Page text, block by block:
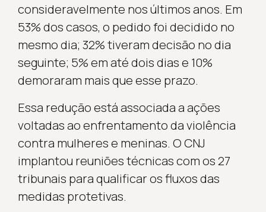
consideravelmente nos últimos anos. Em
53% dos casos, o pedido foi decidido no
mesmo dia; 32% tiveram decisão no dia
seguinte; 5% em até dois dias e 10%
demoraram mais que esse prazo.
Essa redução está associada a ações
voltadas ao enfrentamento da violência
contra mulheres e meninas. O CNJ
implantou reuniões técnicas com os 27
tribunais para qualificar os fluxos das
medidas protetivas.